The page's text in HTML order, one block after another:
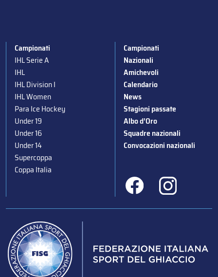
Campionati
IHL Serie A
IHL
IHL Division I
IHL Women
Para Ice Hockey
Under 19
Under 16
Under 14
Supercoppa
Coppa Italia
Campionati
Nazionali
Amichevoli
Calendario
News
Stagioni passate
Albo d’Oro
Squadre nazionali
Convocazioni nazionali